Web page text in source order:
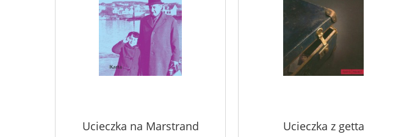
Ucieczka na Marstrand Ucieczka z getta